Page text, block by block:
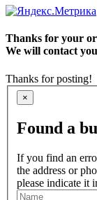
Thanks for your
We will contact
Thanks for posting!
×
Found a
If you find an
the address or
please indicate it